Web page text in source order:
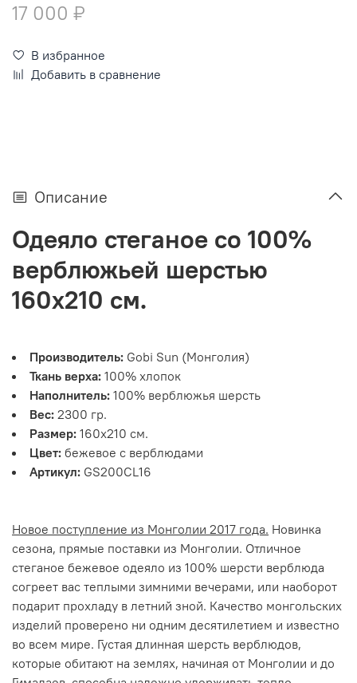
17 000 ₽
В избранное
Добавить в сравнение
Описание
Одеяло стеганое со 100%
верблюжьей шерстью
160x210 см.
Производитель: Gobi Sun (Монголия)
Ткань верха: 100% хлопок
Наполнитель: 100% верблюжья шерсть
Вес: 2300 гр.
Размер: 160х210 см.
Цвет: бежевое с верблюдами
Артикул: GS200CL16
Новое поступление из Монголии 2017 года. Новинка
сезона, прямые поставки из Монголии. Отличное
стеганое бежевое одеяло из 100% шерсти верблюда
согреет вас теплыми зимними вечерами, или наоборот
подарит прохладу в летний зной. Качество монгольских
изделий проверено ни одним десятилетием и известно
во всем мире. Густая длинная шерсть верблюдов,
которые обитают на землях, начиная от Монголии и до